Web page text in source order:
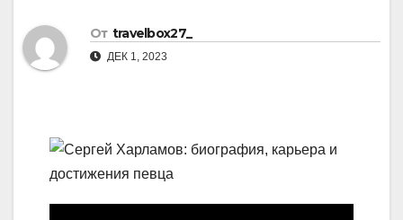
От travelbox27_
ДЕК 1, 2023